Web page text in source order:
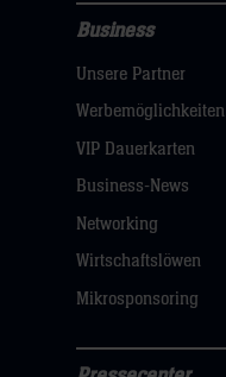
Navigation
öffnen,
dann
klicken
Business
Unsere Partner
Werbemöglichkeiten
VIP Dauerkarten
Business-News
Networking
Wirtschaftslöwen
Mikrosponsoring